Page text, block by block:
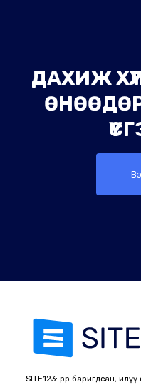
ДАХИЖ
SITE123: өөрөөр баригдсан,